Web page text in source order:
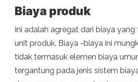
Biaya produk
Ini adalah agregat dari biaya yang
unit produk. Biaya -biaya ini
tidak termasuk elemen biaya
tergantung pada jenis sistem